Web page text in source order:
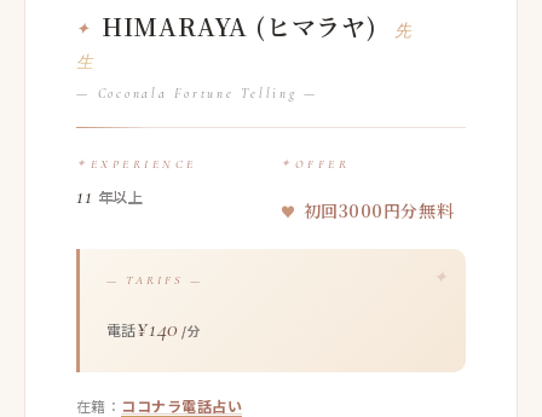
HIMARAYA (ヒマラヤ)
先
生
— Coconala Fortune Telling —
EXPERIENCE
11 年以上
OFFER
初回3000円分無料
— TARIFS —
電話¥140 /分
在籍： ココナラ電話占い